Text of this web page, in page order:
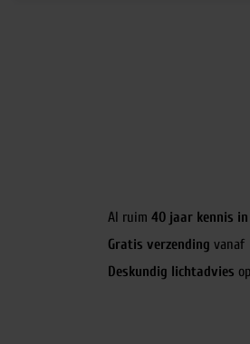
Al ruim 40 jaar kennis
Gratis verzending vanaf
Deskundig lichtadvies